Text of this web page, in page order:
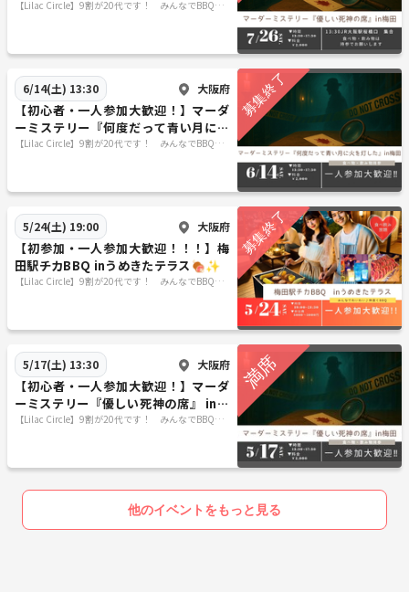
席』🕯
【Lilac Circle】9割が20代です！ みんなでBBQや
6/14(土) 13:30 大阪府
【初心者・一人参加大歓迎！】マーダ
ーミステリー『何度だって青い月に火
を灯した』 in梅田🕯
【Lilac Circle】9割が20代です！ みんなでBBQや
5/24(土) 19:00 大阪府
【初参加・一人参加大歓迎！！！】梅
田駅チカBBQ inうめきたテラス🍖✨
【Lilac Circle】9割が20代です！ みんなでBBQや
5/17(土) 13:30 大阪府
【初心者・一人参加大歓迎！】マーダ
ーミステリー『優しい死神の席』 in梅
田🕯
【Lilac Circle】9割が20代です！ みんなでBBQや
他のイベントをもっと見る